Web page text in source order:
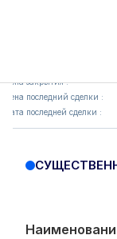
закрытия :
последний сделки :
последней сделки :